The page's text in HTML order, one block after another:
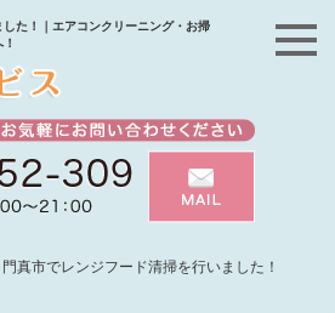
た！｜エアコンクリーニング・お掃
門真市でレンジフード清掃を行いました！